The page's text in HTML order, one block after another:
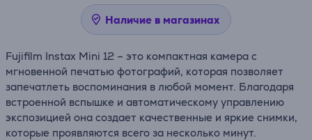
Наличие в магазинах
Fujifilm Instax Mini 12 – это компактная камера с
мгновенной печатью фотографий, которая позволяет
запечатлеть воспоминания в любой момент. Благодаря
встроенной вспышке и автоматическому управлению
экспозицией она создает качественные и яркие снимки,
которые проявляются всего за несколько минут.